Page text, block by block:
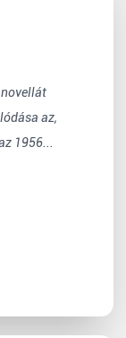
novellát
az,
1956...